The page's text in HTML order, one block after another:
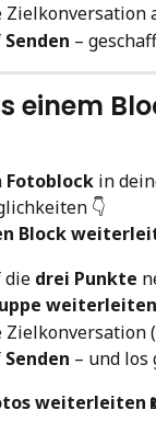
Zielkonversation
Senden –
einem
Fotoblock in
👇
Block
die drei Punkte
weiterleiten
Zielkonversation
Senden – und los
weiterleiten